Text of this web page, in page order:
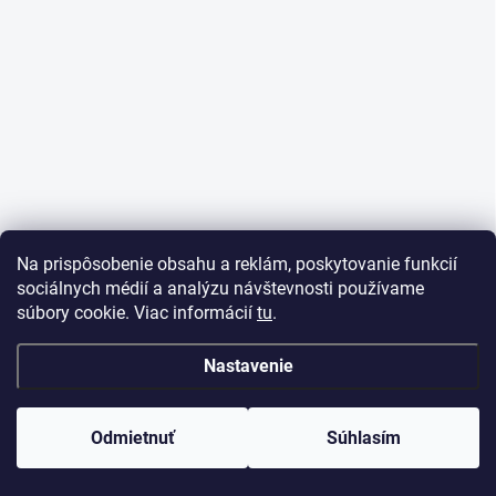
Na prispôsobenie obsahu a reklám, poskytovanie funkcií
sociálnych médií a analýzu návštevnosti používame
súbory cookie. Viac informácií tu.
Nastavenie
Odmietnuť Súhlasím